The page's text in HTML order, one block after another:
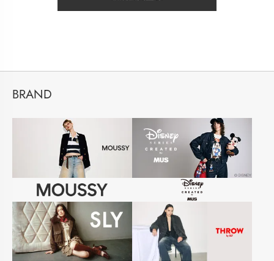
BRAND